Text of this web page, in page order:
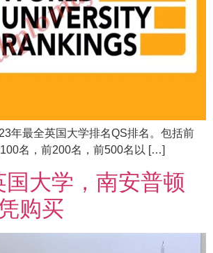
年最全英国大学排名QS排名。包括前
名，前200名，前500名以 […]
国大学，南安普顿
购买